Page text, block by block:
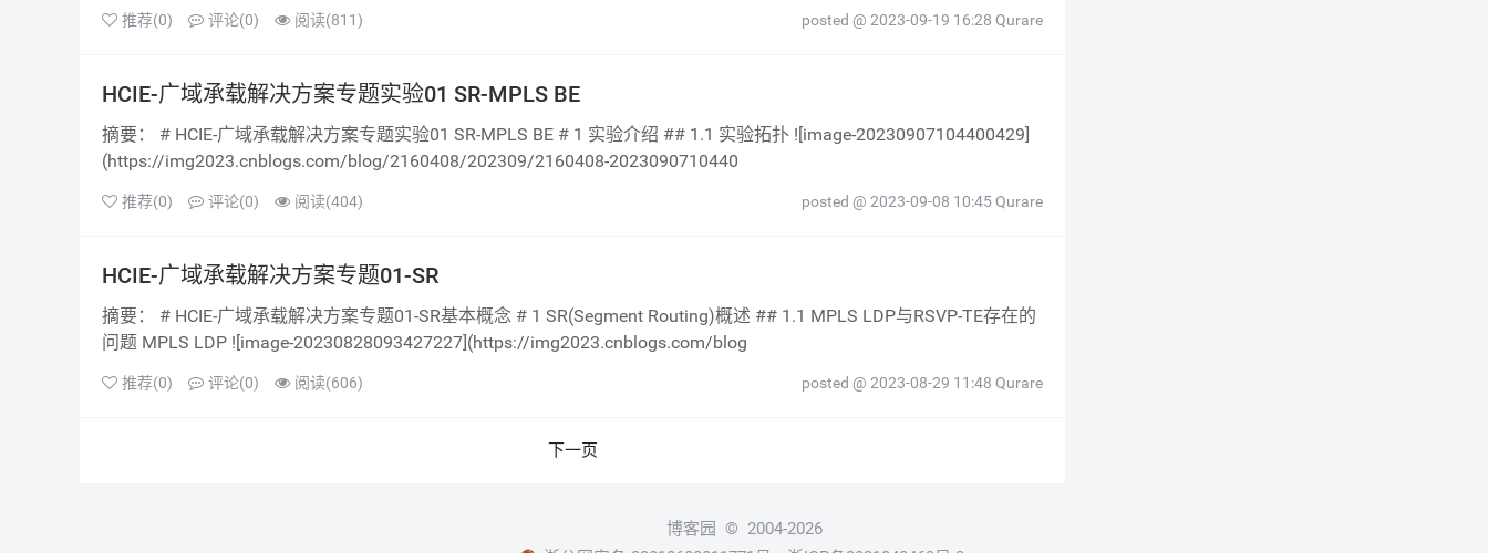
posted @ 2023-09-19 16:28 Qurare
阅读(811)
评论(0)
推荐(0)
HCIE-广域承载解决方案专题实验01 SR-MPLS BE
摘要： # HCIE-广域承载解决方案专题实验01 SR-MPLS BE # 1 实验介绍 ## 1.1 实验拓扑 ![image-20230907104400429]
(https://img2023.cnblogs.com/blog/2160408/202309/2160408-2023090710440
posted @ 2023-09-08 10:45 Qurare
阅读(404)
评论(0)
推荐(0)
HCIE-广域承载解决方案专题01-SR
摘要： # HCIE-广域承载解决方案专题01-SR基本概念 # 1 SR(Segment Routing)概述 ## 1.1 MPLS LDP与RSVP-TE存在的
问题 MPLS LDP ![image-20230828093427227](https://img2023.cnblogs.com/blog
posted @ 2023-08-29 11:48 Qurare
阅读(606)
评论(0)
推荐(0)
下一页
博客园 © 2004-2026